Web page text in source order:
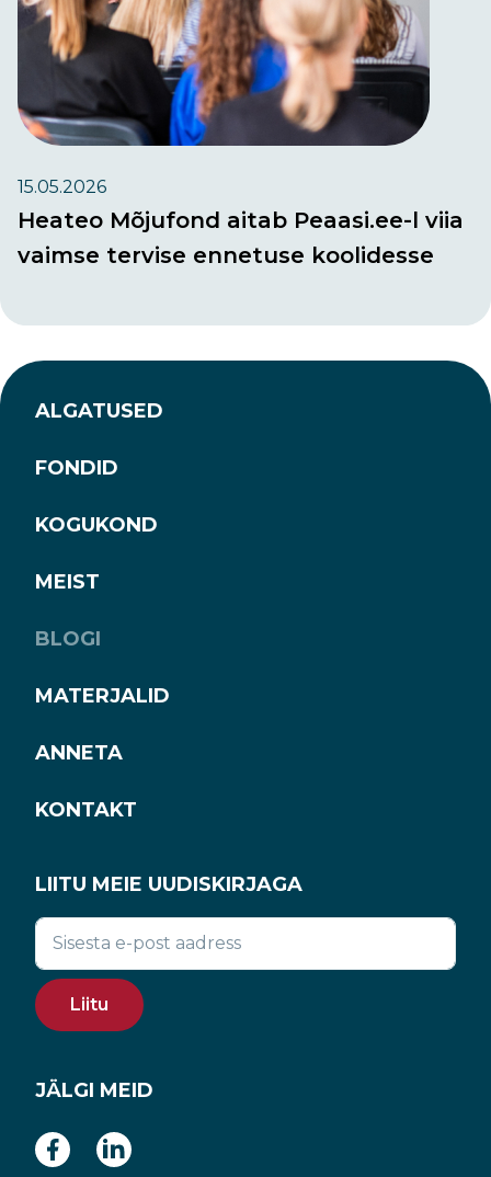
15.05.2026
Heateo Mõjufond aitab Peaasi.ee-l viia
vaimse tervise ennetuse koolidesse
ALGATUSED
FONDID
KOGUKOND
MEIST
BLOGI
MATERJALID
ANNETA
KONTAKT
LIITU MEIE UUDISKIRJAGA
Liitu
JÄLGI MEID